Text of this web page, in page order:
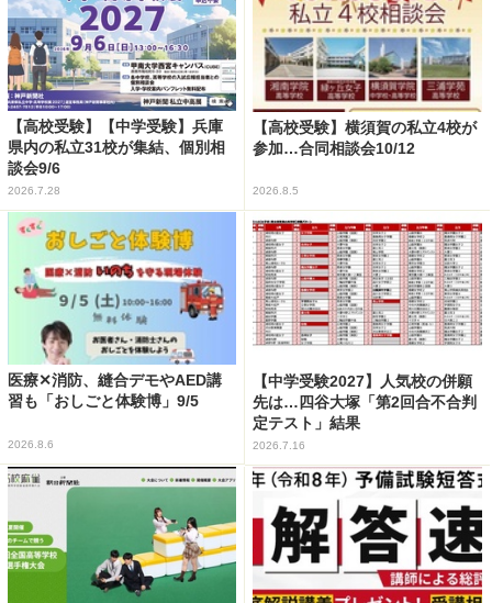
【高校受験】【中学受験】兵庫
県内の私立31校が集結、個別相
談会9/6
2026.7.28
【高校受験】横須賀の私立4校が
参加…合同相談会10/12
2026.8.5
医療✕消防、縫合デモやAED講
習も「おしごと体験博」9/5
2026.8.6
【中学受験2027】人気校の併願
先は…四谷大塚「第2回合不合判
定テスト」結果
2026.7.16